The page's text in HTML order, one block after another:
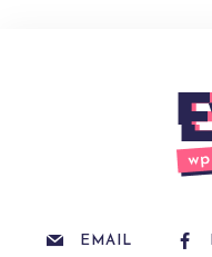
EMAIL